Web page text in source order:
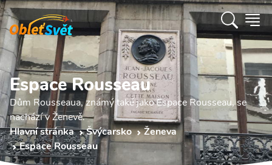
Espace Rousseau
Dům Rousseaua, známý také jako Espace Rousseau, se
nachází v Ženevě.
Hlavní stránka
Švýcarsko
Ženeva
Espace Rousseau